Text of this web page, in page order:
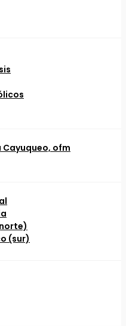
Cayuqueo, ofm
(sur)